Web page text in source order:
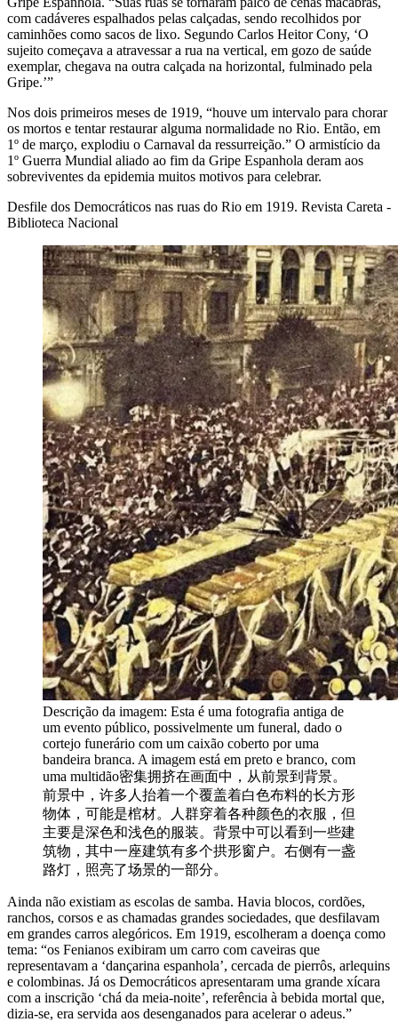
com cadáveres espalhados pelas calçadas, sendo recolhidos por
caminhões como sacos de lixo. Segundo Carlos Heitor Cony, ‘O
sujeito começava a atravessar a rua na vertical, em gozo de saúde
exemplar, chegava na outra calçada na horizontal, fulminado pela
Gripe.’”
Nos dois primeiros meses de 1919, “houve um intervalo para chorar
os mortos e tentar restaurar alguma normalidade no Rio. Então, em
1º de março, explodiu o Carnaval da ressurreição.” O armistício da
1º Guerra Mundial aliado ao fim da Gripe Espanhola deram aos
sobreviventes da epidemia muitos motivos para celebrar.
Desfile dos Democráticos nas ruas do Rio em 1919. Revista Careta -
Biblioteca Nacional
Descrição da imagem: Esta é uma fotografia antiga de
um evento público, possivelmente um funeral, dado o
cortejo funerário com um caixão coberto por uma
bandeira branca. A imagem está em preto e branco, com
uma multidão密集拥挤在画面中，从前景到背景。
前景中，许多人抬着一个覆盖着白色布料的长方形
物体，可能是棺材。人群穿着各种颜色的衣服，但
主要是深色和浅色的服装。背景中可以看到一些建
筑物，其中一座建筑有多个拱形窗户。右侧有一盏
路灯，照亮了场景的一部分。
Ainda não existiam as escolas de samba. Havia blocos, cordões,
ranchos, corsos e as chamadas grandes sociedades, que desfilavam
em grandes carros alegóricos. Em 1919, escolheram a doença como
tema: “os Fenianos exibiram um carro com caveiras que
representavam a ‘dançarina espanhola’, cercada de pierrôs, arlequins
e colombinas. Já os Democráticos apresentaram uma grande xícara
com a inscrição ‘chá da meia-noite’, referência à bebida mortal que,
dizia-se, era servida aos desenganados para acelerar o adeus.”